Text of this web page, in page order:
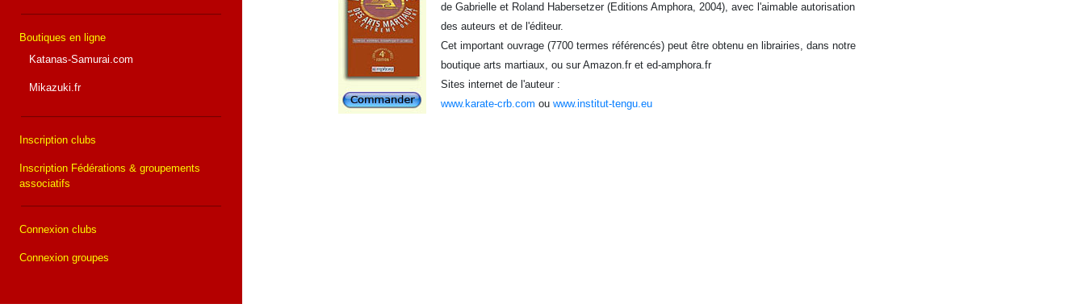
Boutiques en ligne
Katanas-Samurai.com
Mikazuki.fr
Inscription clubs
Inscription Fédérations & groupements
associatifs
Connexion clubs
Connexion groupes
de Gabrielle et Roland Habersetzer (Editions Amphora, 2004), avec l'aimable autorisation
des auteurs et de l'éditeur.
Cet important ouvrage (7700 termes référencés) peut être obtenu en librairies, dans notre
boutique arts martiaux, ou sur Amazon.fr et ed-amphora.fr
Sites internet de l'auteur :
www.karate-crb.com ou www.institut-tengu.eu